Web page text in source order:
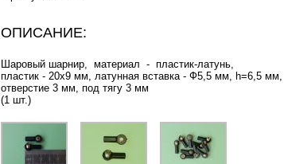
ОПИСАНИЕ:
Шаровый шарнир, материал - пластик-латунь,
пластик - 20х9 мм, латунная вставка - Ф5,5 мм, h=6,5 мм,
отверстие 3 мм, под тягу 3 мм
(1 шт.)